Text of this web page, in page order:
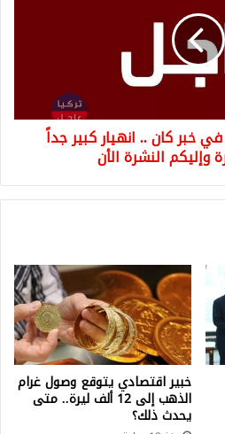
خبر كان .. انهيار كبير جداً
وإليكم النشرة الأن
خبير اقتصادي يتوقع وصول غرام
الذهب إلى 12 ألف ليرة.. متى
يحدث ذلك؟